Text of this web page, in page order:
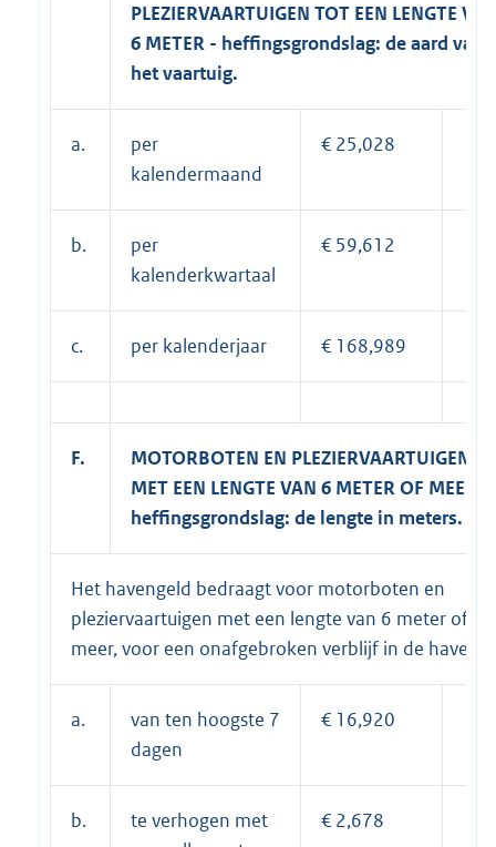
PLEZIERVAARTUIGEN TOT EEN LENGTE
6 METER - heffingsgrondslag: de aard van
het vaartuig.
a.
per
kalendermaand
€ 25,028
b.
per
kalenderkwartaal
€ 59,612
c. per kalenderjaar € 168,989
F.
MOTORBOTEN EN PLEZIERVAARTUIGEN
MET EEN LENGTE VAN 6 METER OF MEER -
heffingsgrondslag: de lengte in meters.
Het havengeld bedraagt voor motorboten en
pleziervaartuigen met een lengte van 6 meter of
meer, voor een onafgebroken verblijf in de haven:
a.
van ten hoogste 7
dagen
€ 16,920
b.
te verhogen met
€ 2,678